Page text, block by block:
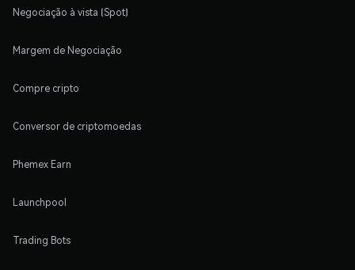
Negociação à vista (Spot)
Margem de Negociação
Compre cripto
Conversor de criptomoedas
Phemex Earn
Launchpool
Trading Bots